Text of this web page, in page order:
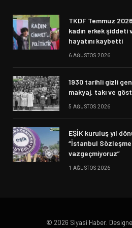
TKDF Temmuz
kadın erkek
hayatını kaybetti
6 AĞUSTOS 2026
1930 tarihli gizli
makyaj, takı ve
5 AĞUSTOS 2026
EŞİK kuruluş yıl
“İstanbul
vazgeçmiyoruz”
1 AĞUSTOS 2026
© 2026 Siyasi Haber.